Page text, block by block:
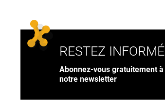
RESTEZ INFORMÉ
Abonnez-vous gratuitement à
notre newsletter